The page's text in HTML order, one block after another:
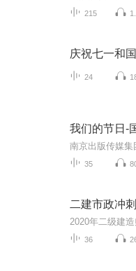
215
庆祝七一和
24
我们的节日-
35
二建市政冲
36